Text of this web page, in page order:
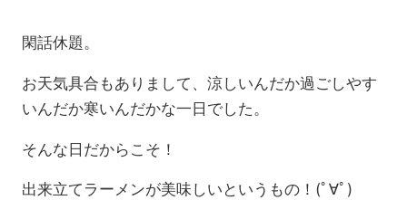
閑話休題。
お天気具合もありまして、涼しいんだか過ごしやす
いんだか寒いんだかな一日でした。
そんな日だからこそ！
出来立てラーメンが美味しいというもの！(ﾟ∀ﾟ)